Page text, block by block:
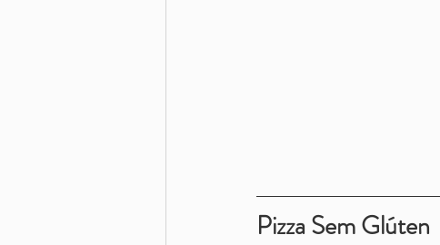
Pizza Sem Glúten